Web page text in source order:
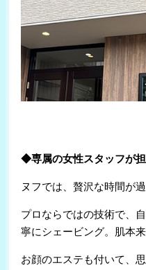
◆専属の女性スタッフが
ヌフでは、贅沢な時間が
プロならではの技術で、
寧にシェービング。肌本
お顔のエステも付いて、